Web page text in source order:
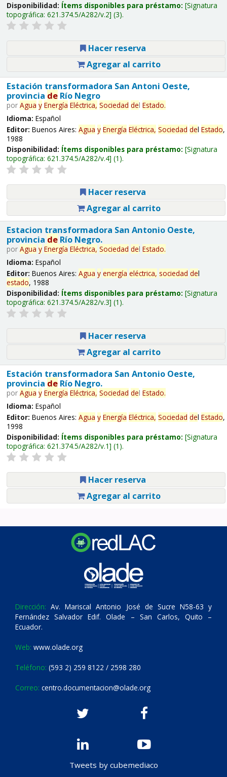
Disponibilidad: Ítems disponibles para préstamo: Signatura
topográfica: 621.374.5/A282/v.2 (3).
Hacer reserva
Agregar al carrito
Estación transformadora San Antoni Oeste,
provincia deRío Negro
por Agua y Energía Eléctrica, Sociedad del Estado.
Idioma: Español
Editor: Buenos Aires: Agua y Energía Eléctrica, Sociedad del Estado,
1988
Disponibilidad: Ítems disponibles para préstamo: Signatura
topográfica: 621.374.5/A282/v.4 (1).
Hacer reserva
Agregar al carrito
Estacion transformadora San Antonio Oeste,
provincia deRío Negro.
por Agua y Energía Eléctrica, Sociedad del Estado.
Idioma: Español
Editor: Buenos Aires: Agua y energía eléctrica, sociedad del
estado, 1988
Disponibilidad: Ítems disponibles para préstamo: Signatura
topográfica: 621.374.5/A282/v.3 (1).
Hacer reserva
Agregar al carrito
Estación transformadora San Antonio Oeste,
provincia deRío Negro.
por Agua y Energía Eléctrica, Sociedad del Estado.
Idioma: Español
Editor: Buenos Aires: Agua y Energía Eléctrica, Sociedad del Estado,
1998
Disponibilidad: Ítems disponibles para préstamo: Signatura
topográfica: 621.374.5/A282/v.1 (1).
Hacer reserva
Agregar al carrito
Dirección: Av. Mariscal Antonio José de Sucre N58-63 y
Fernández Salvador Edif. Olade – San Carlos, Quito –
Ecuador.
Web: www.olade.org
Teléfono: (593 2) 259 8122 / 2598 280
Correo: centro.documentacion@olade.org
Tweets by cubemediaco